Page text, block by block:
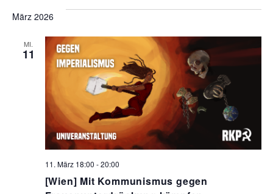
März 2026
MI.
11
[Wien] Mit Kommunismus gegen
11. März 18:00 -20:00